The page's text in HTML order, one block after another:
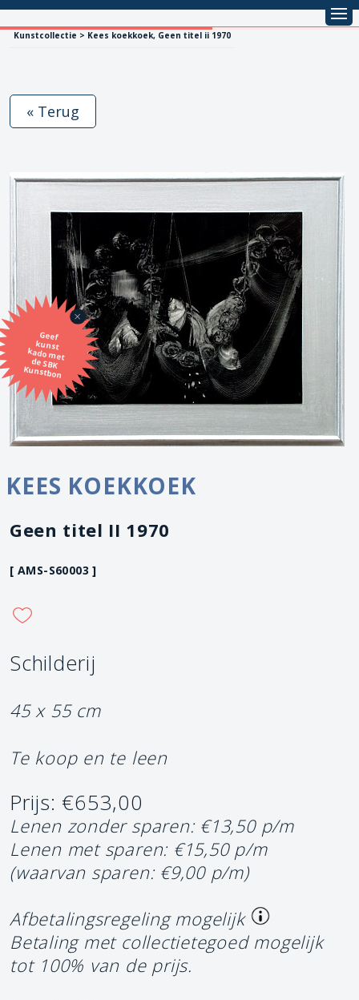
Kunstcollectie > Kees koekkoek, Geen titel ii 1970
Geef
kunst
kado met
de SBK
Kunstbon
« Terug
KEES KOEKKOEK
Geen titel II 1970
[ AMS-S60003 ]
Schilderij
45 x 55 cm
Te koop en te leen
Prijs: €653,00
Lenen zonder sparen: €13,50 p/m
Lenen met sparen: €15,50 p/m
(waarvan sparen: €9,00 p/m)
Afbetalingsregeling mogelijk
Betaling met collectietegoed mogelijk
tot 100% van de prijs.